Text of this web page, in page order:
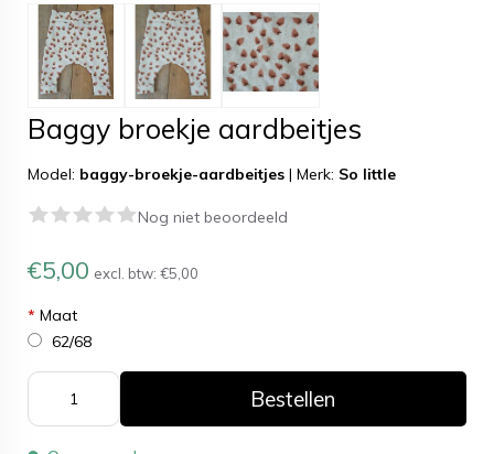
Baggy broekje aardbeitjes
Model: baggy-broekje-aardbeitjes | Merk: So little
Nog niet beoordeeld
€5,00 excl. btw: €5,00
* Maat
62/68
Bestellen